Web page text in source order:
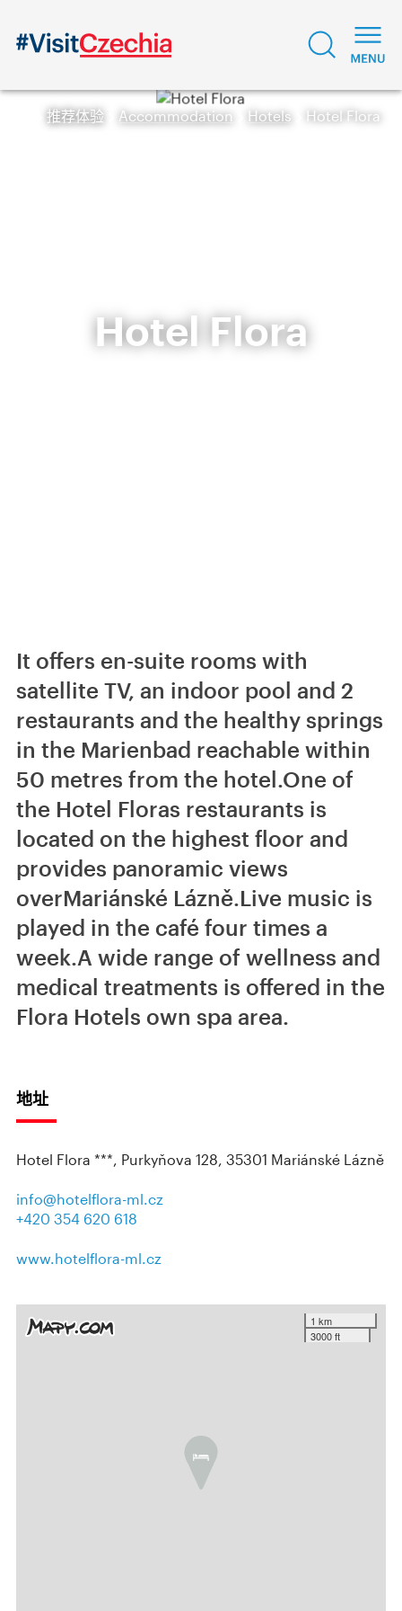
推荐体验 Accommodation Hotels Hotel Flora
Hotel Flora
It offers en-suite rooms with
satellite TV, an indoor pool and 2
restaurants and the healthy springs
in the Marienbad reachable within
50 metres from the hotel.One of
the Hotel Floras restaurants is
located on the highest floor and
provides panoramic views
overMariánské Lázně.Live music is
played in the café four times a
week.A wide range of wellness and
medical treatments is offered in the
Flora Hotels own spa area.
地址
Hotel Flora ***, Purkyňova 128, 35301 Mariánské Lázně
info@hotelflora-ml.cz
+420 354 620 618
www.hotelflora-ml.cz
1 km
3000 ft